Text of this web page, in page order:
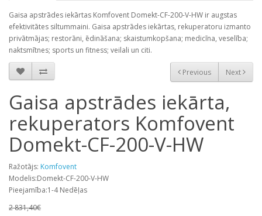
Gaisa apstrādes iekārtas Komfovent Domekt-CF-200-V-HW ir augstas
efektivitātes siltummaini. Gaisa apstrādes iekārtas, rekuperatoru izmanto
privātmājas; restorāni, ēdināšana; skaistumkopšana; medicīna, veselība;
naktsmītnes; sports un fitness; veilali un citi.
Previous Next
Gaisa apstrādes iekārta,
rekuperators Komfovent
Domekt-CF-200-V-HW
Ražotājs: Komfovent
Modelis:Domekt-CF-200-V-HW
Pieejamība:1-4 Nedēļas
2 831,40€